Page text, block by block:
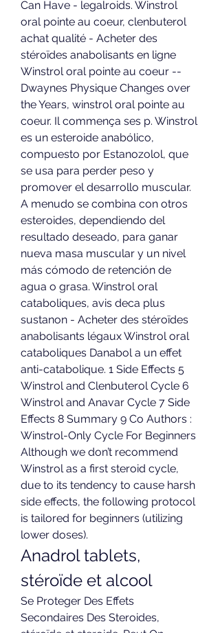
Can Have - legalroids. Winstrol
oral pointe au coeur, clenbuterol
achat qualité - Acheter des
stéroïdes anabolisants en ligne
Winstrol oral pointe au coeur --
Dwaynes Physique Changes over
the Years, winstrol oral pointe au
coeur. Il commença ses p. Winstrol
es un esteroide anabólico,
compuesto por Estanozolol, que
se usa para perder peso y
promover el desarrollo muscular.
A menudo se combina con otros
esteroides, dependiendo del
resultado deseado, para ganar
nueva masa muscular y un nivel
más cómodo de retención de
agua o grasa. Winstrol oral
cataboliques, avis deca plus
sustanon - Acheter des stéroïdes
anabolisants légaux Winstrol oral
cataboliques Danabol a un effet
anti-catabolique. 1 Side Effects 5
Winstrol and Clenbuterol Cycle 6
Winstrol and Anavar Cycle 7 Side
Effects 8 Summary 9 Co Authors :
Winstrol-Only Cycle For Beginners
Although we don’t recommend
Winstrol as a first steroid cycle,
due to its tendency to cause harsh
side effects, the following protocol
is tailored for beginners (utilizing
lower doses).
Anadrol tablets,
stéroïde et alcool
Se Proteger Des Effets
Secondaires Des Steroides,